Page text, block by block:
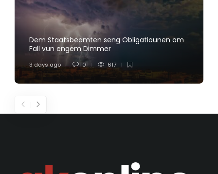
Dem Staatsbeamten seng Obligatiounen am
Fall vun engem Dimmer
3 days ago 0 617